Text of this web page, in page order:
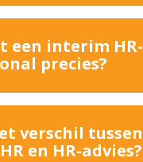
een interim HR-
precies?
verschil tussen
en HR-advies?